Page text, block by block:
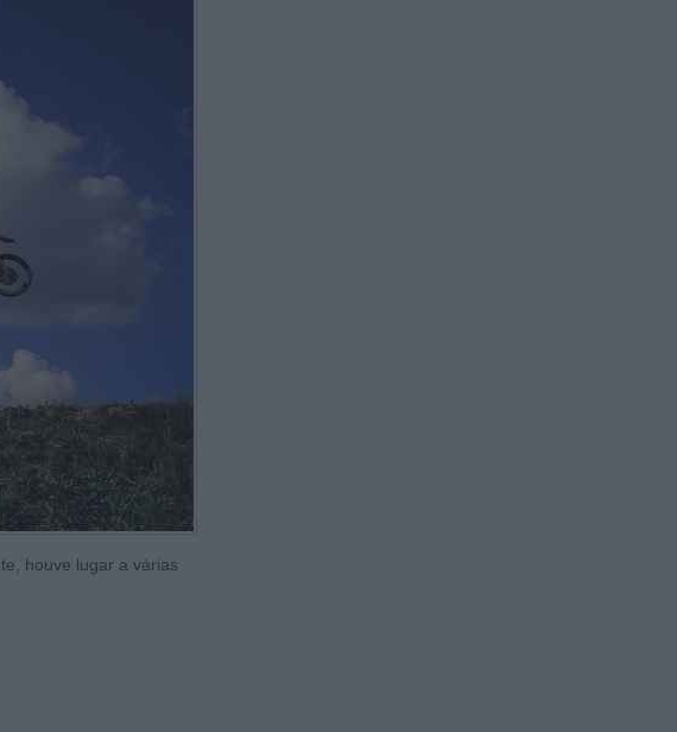
houve lugar a várias